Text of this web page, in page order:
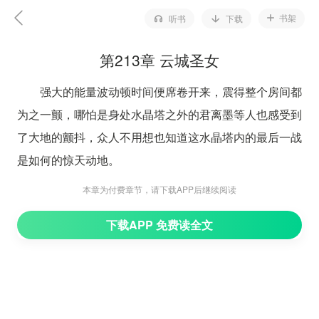
听书 下载 书架
第213章 云城圣女
强大的能量波动顿时间便席卷开来，震得整个房间都
为之一颤，哪怕是身处水晶塔之外的君离墨等人也感受到
了大地的颤抖，众人不用想也知道这水晶塔内的最后一战
是如何的惊天动地。
水和火的交融，强大的灵力一波又一波的袭来，刺眼
十八铜人自动组成一个大阵，分别站在十八个不同的
本章为付费章节，请下载APP后继续阅读
下载APP 免费读全文